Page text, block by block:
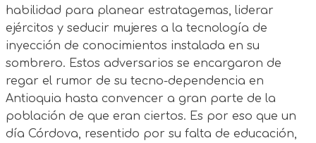
habilidad para planear estratagemas, liderar
ejércitos y seducir mujeres a la tecnología de
inyección de conocimientos instalada en su
sombrero. Estos adversarios se encargaron de
regar el rumor de su tecno-dependencia en
Antioquia hasta convencer a gran parte de la
población de que eran ciertos. Es por eso que un
día Córdova, resentido por su falta de educación,